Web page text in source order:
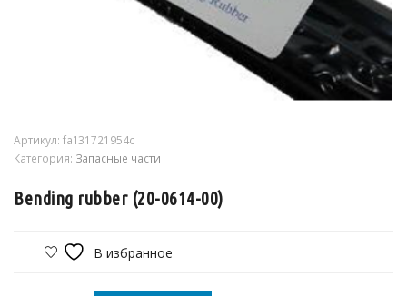
Артикул: fa131721954c
Категория: Запасные части
Bending rubber (20-0614-00)
В избранное